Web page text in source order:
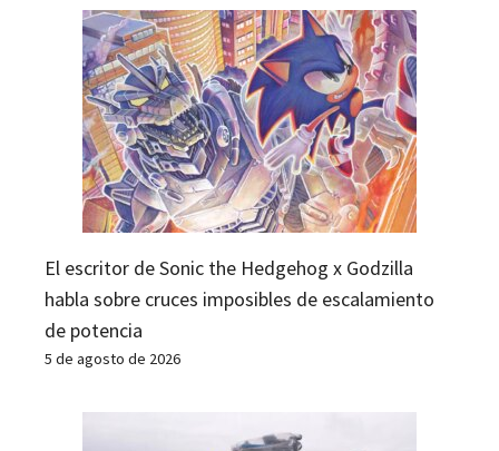
El escritor de Sonic the Hedgehog x Godzilla
habla sobre cruces imposibles de escalamiento
de potencia
5 de agosto de 2026